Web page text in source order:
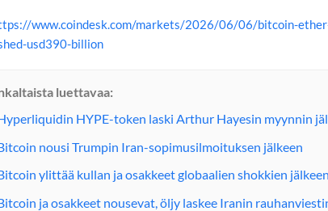
www.coindesk.com/markets/2026/06/06/bitcoin-
usd390-billion
luettavaa:
HYPE-token laski Arthur Hayesin myynnin
nousi Trumpin Iran-sopimusilmoituksen jälkeen
ylittää kullan ja osakkeet globaalien shokkien
ja osakkeet nousevat, öljy laskee Iranin